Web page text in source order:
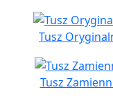
Tusz
Tusz